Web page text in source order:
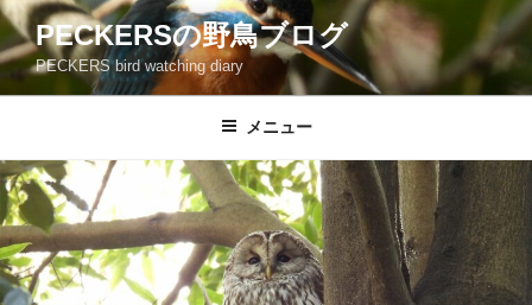
コ
ン
テ
ン
ス
キ
ッ
プ
PECKERSの野鳥ブログ
PECKERS bird watching diary
メニュー